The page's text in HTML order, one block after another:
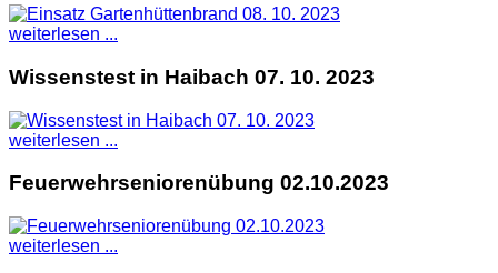
weiterlesen ...
Wissenstest in Haibach 07. 10. 2023
weiterlesen ...
Feuerwehrseniorenübung 02.10.2023
weiterlesen ...